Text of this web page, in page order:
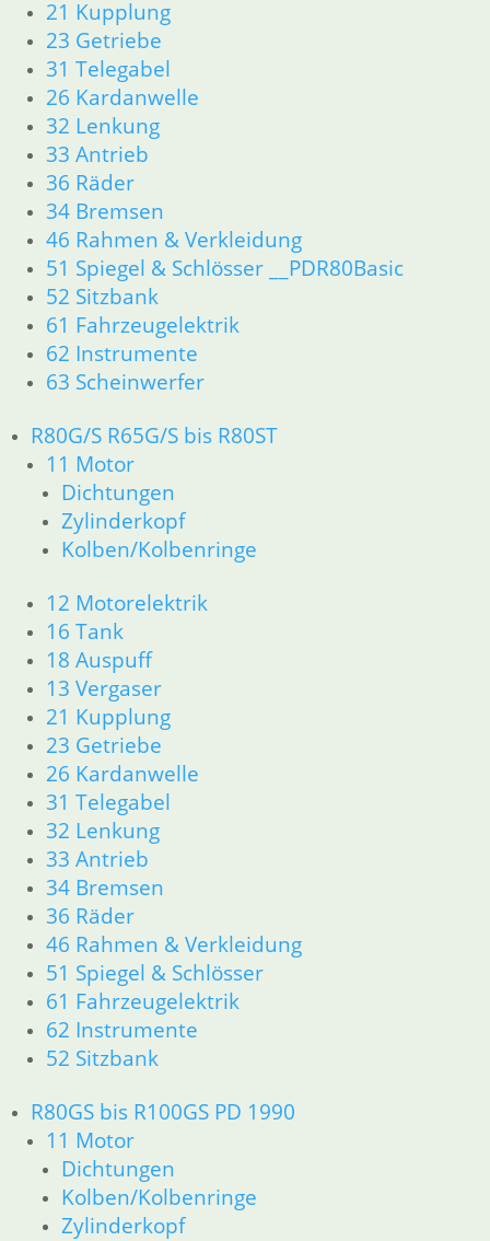
21 Kupplung
23 Getriebe
31 Telegabel
26 Kardanwelle
32 Lenkung
33 Antrieb
36 Räder
34 Bremsen
46 Rahmen & Verkleidung
51 Spiegel & Schlösser __PDR80Basic
52 Sitzbank
61 Fahrzeugelektrik
62 Instrumente
63 Scheinwerfer
R80G/S R65G/S bis R80ST
11 Motor
Dichtungen
Zylinderkopf
Kolben/Kolbenringe
12 Motorelektrik
16 Tank
18 Auspuff
13 Vergaser
21 Kupplung
23 Getriebe
26 Kardanwelle
31 Telegabel
32 Lenkung
33 Antrieb
34 Bremsen
36 Räder
46 Rahmen & Verkleidung
51 Spiegel & Schlösser
61 Fahrzeugelektrik
62 Instrumente
52 Sitzbank
R80GS bis R100GS PD 1990
11 Motor
Dichtungen
Kolben/Kolbenringe
Zylinderkopf